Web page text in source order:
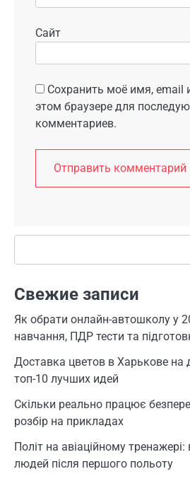
Сайт
Сохранить моё имя, email
этом браузере для
комментариев.
Свежие записи
Як обрати онлайн-автошколу у
навчання, ПДР тести та
Доставка цветов в Харькове на
топ-10 лучших идей
Скільки реально працює
розбір на прикладах
Політ на авіаційному
людей після першого польоту